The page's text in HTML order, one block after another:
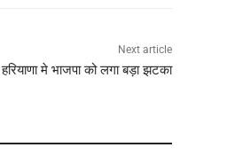
Next article
हरियाणा मे भाजपा को लगा बड़ा झटका